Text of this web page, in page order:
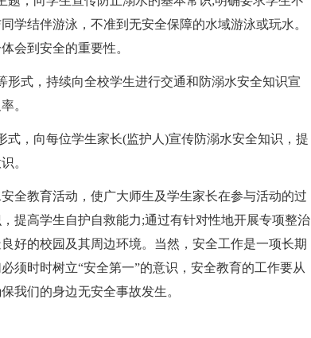
学结伴游泳，不准到无安全保障的水域游泳或玩水。
会到安全的重要性。
式，持续向全校学生进行交通和防溺水安全知识宣
。
，向每位学生家长(监护人)宣传防溺水安全知识，提
。
全教育活动，使广大师生及学生家长在参与活动的过
提高学生自护自救能力;通过有针对性地开展专项整治
好的校园及其周边环境。当然，安全工作是一项长期
须时时树立“安全第一”的意识，安全教育的工作要从
我们的身边无安全事故发生。